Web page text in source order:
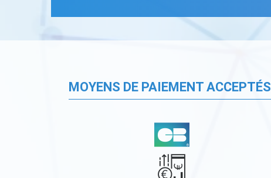
MOYENS DE PAIEMENT ACCEPTÉS